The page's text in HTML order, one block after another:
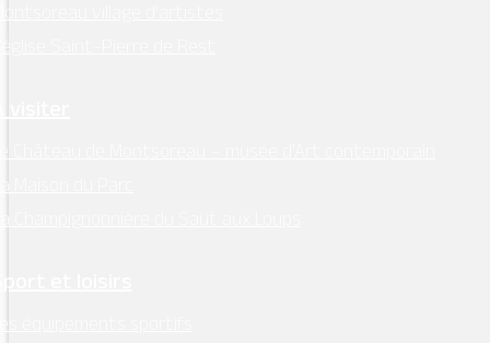
village d’artistes
Saint-Pierre de Rest
visiter
Château de Montsoreau – musée d’Art contemporain
Maison du Parc
Champignonnière du Saut aux Loups
et loisirs
équipements sportifs